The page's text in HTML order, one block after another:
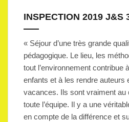
INSPECTION 2019 J&S
« Séjour d’une très grande
pédagogique. Le lieu, les
tout l’environnement contribue
enfants et à les rendre auteurs
vacances. Ils sont vraiment au
toute l’équipe. Il y a une
en compte de la différence et